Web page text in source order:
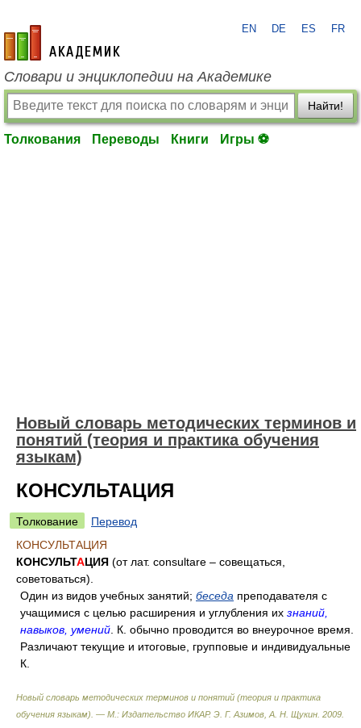
academic.ru
EN DE ES FR
Словари и энциклопедии на Академике
Найти!
Толкования Переводы Книги Игры ⚽
Новый словарь методических терминов и
понятий (теория и практика обучения
языкам)
КОНСУЛЬТАЦИЯ
Толкование
Перевод
КОНСУЛЬТАЦИЯ
КОНСУЛЬТАЦИЯ (от лат. consultare – совещаться,
советоваться).
Один из видов учебных занятий; беседа преподавателя с
учащимися с целью расширения и углубления их знаний,
навыков, умений . К. обычно проводится во внеурочное время.
Различают текущие и итоговые, групповые и индивидуальные
К.
Новый словарь методических терминов и понятий (теория и практика
обучения языкам). — М.: Издательство ИКАР. Э. Г. Азимов, А. Н. Щукин 2009